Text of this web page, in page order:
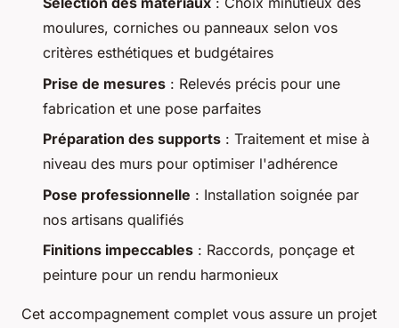
moulures, corniches ou panneaux selon vos
critères esthétiques et budgétaires
Prise de mesures : Relevés précis pour une
fabrication et une pose parfaites
Préparation des supports : Traitement et mise à
niveau des murs pour optimiser l'adhérence
Pose professionnelle : Installation soignée par
nos artisans qualifiés
Finitions impeccables : Raccords, ponçage et
peinture pour un rendu harmonieux
Cet accompagnement complet vous assure un projet